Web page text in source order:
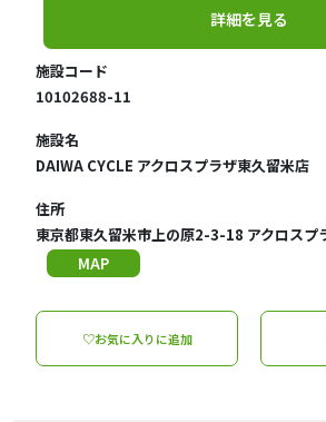
詳細を見る
施設コード
10102688-11
施設名
DAIWA CYCLE アクロスプラザ東久留米店
住所
東京都東久留米市上の原2-3-18 アクロスプ
MAP
♡お気に入りに追加